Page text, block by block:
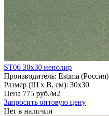
ST06 30х30 неполир
Производитель: Estima (Россия)
Размер (Ш х В, см): 30х30
Цена 775 руб./м2
Запросить оптовую цену
Нет в наличии